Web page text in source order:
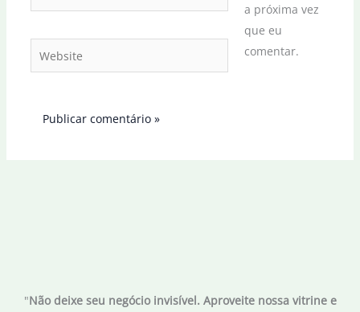
Website
a próxima vez
que eu
comentar.
"Não deixe seu negócio invisível. Aproveite nossa vitrine e